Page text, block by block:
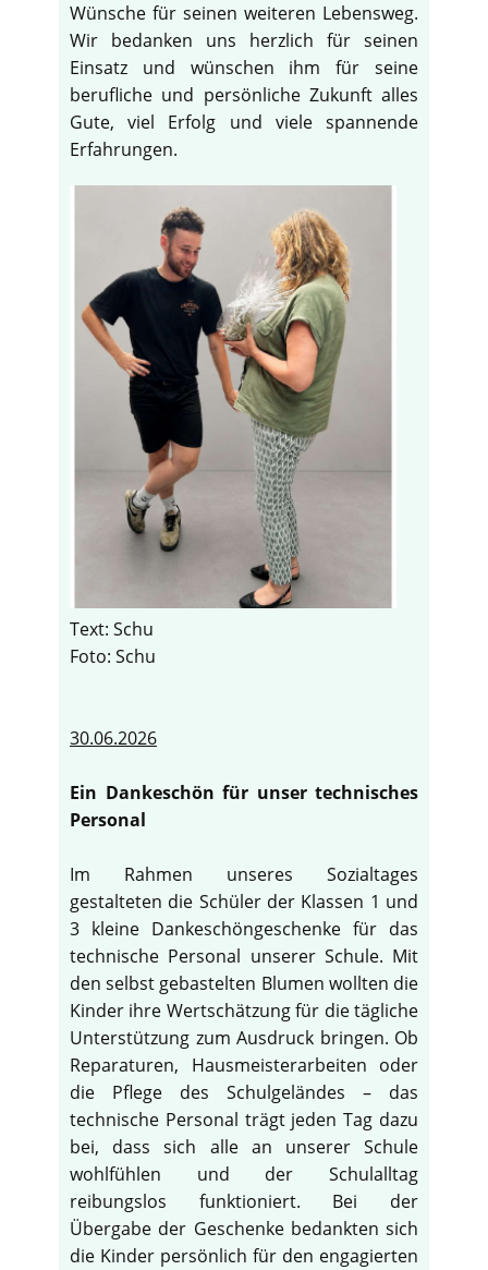
Wünsche für seinen weiteren Lebensweg.
Wir bedanken uns herzlich für seinen
Einsatz und wünschen ihm für seine
berufliche und persönliche Zukunft alles
Gute, viel Erfolg und viele spannende
Erfahrungen.
Text: Schu
Foto: Schu
30.06.2026
Ein Dankeschön für unser technisches
Personal
Im Rahmen unseres Sozialtages
gestalteten die Schüler der Klassen 1 und
3 kleine Dankeschöngeschenke für das
technische Personal unserer Schule. Mit
den selbst gebastelten Blumen wollten die
Kinder ihre Wertschätzung für die tägliche
Unterstützung zum Ausdruck bringen. Ob
Reparaturen, Hausmeisterarbeiten oder
die Pflege des Schulgeländes – das
technische Personal trägt jeden Tag dazu
bei, dass sich alle an unserer Schule
wohlfühlen und der Schulalltag
reibungslos funktioniert. Bei der
Übergabe der Geschenke bedankten sich
die Kinder persönlich für den engagierten